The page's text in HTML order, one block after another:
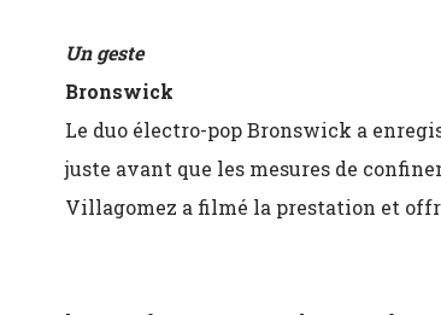
Un geste
Bronswick
Le duo électro-pop Bronswick a
juste avant que les mesures de
Villagomez a filmé la prestation et